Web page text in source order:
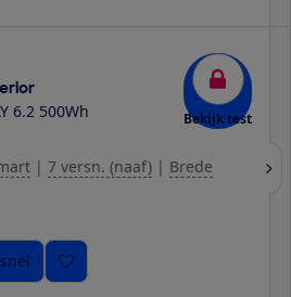
6.2 500Wh Bekijk test
| 7 versn. (naaf) | Brede